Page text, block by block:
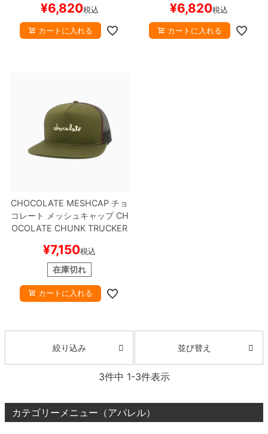
¥6,820税込
カートに入れる
¥6,820税込
カートに入れる
CHOCOLATE MESHCAP チョ
コレート
メッシュキャップCH
OCOLATE CHUNK TRUCKER
ー
¥7,150税込
在庫切れ
カートに入れる
絞り込み 並び替え
3件中 1-3件表示
カテゴリーメニュー（アパレル）
8.2inch
8.5inch
8.6inch
8.8inch
9.0inch以上
シェイプデッキ
高性能デッキ
8.3inch
8.6inch
8.7inch
8.9inch
62mm
70mm
75mm
ヘルメット・パッド
メディア（雑誌・DVD・CD）
26.5cm
28.5cm
29.5cm
半袖シャツ
アンダーウエア
サイズの測り方